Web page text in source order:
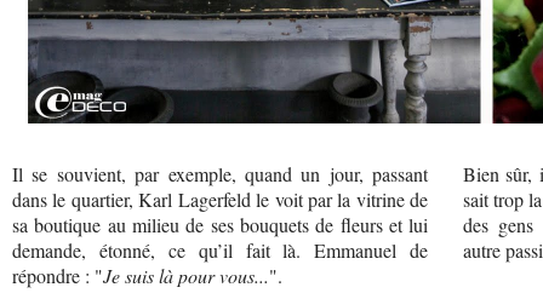
Il se souvient, par exemple, quand un jour, passant
dans le quartier, Karl Lagerfeld le voit par la vitrine de
sa boutique au milieu de ses bouquets de fleurs et lui
demande, étonné, ce qu’il fait là. Emmanuel de
répondre : "Je suis là pour vous...".
Bien sûr,
sait trop
des gens
autre